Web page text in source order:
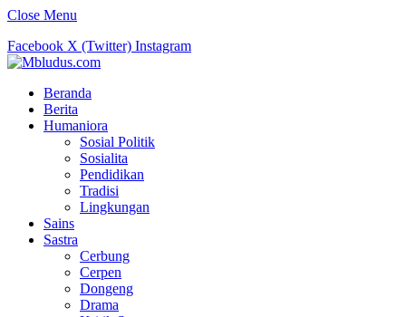
Close Menu
Facebook X (Twitter) Instagram
Beranda
Berita
Humaniora
Sosial Politik
Sosialita
Pendidikan
Tradisi
Lingkungan
Sains
Sastra
Cerbung
Cerpen
Dongeng
Drama